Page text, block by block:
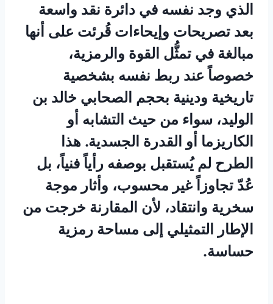
الذي وجد نفسه في دائرة نقد واسعة
بعد تصريحات وإيحاءات قُرئت على أنها
مبالغة في تمثُّل القوة والرمزية،
خصوصاً عند ربط نفسه بشخصية
تاريخية ودينية بحجم الصحابي خالد بن
الوليد، سواء من حيث التشابه أو
الكاريزما أو القدرة الجسدية. هذا
الطرح لم يُستقبل بوصفه رأياً فنياً، بل
عُدّ تجاوزاً غير محسوب، وأثار موجة
سخرية وانتقاد، لأن المقارنة خرجت من
الإطار التمثيلي إلى مساحة رمزية
حساسة.